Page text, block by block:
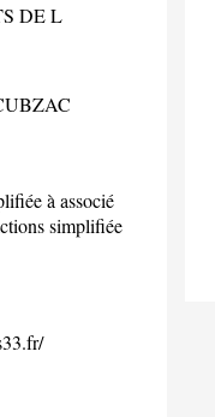
DE L
à associé
simplifiée